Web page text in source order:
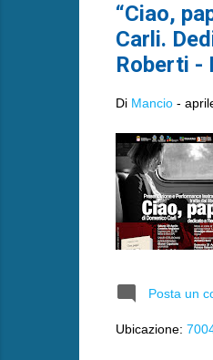
“Ciao,
Carli.
Roberti -
Di Mancio -
Posta un
Ubicazione: